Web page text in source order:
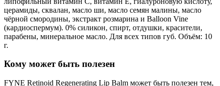
церамиды, сквалан, масло ши, масло семян малины, масло
чёрной смородины, экстракт розмарина и Balloon Vine
(кардиоспермум). 0% силикон, спирт, отдушки, красители,
парабены, минеральное масло. Для всех типов губ. Объём: 10
г.
Кому может быть полезен
FYNE Retinoid Regenerating Lip Balm может быть полезен тем,